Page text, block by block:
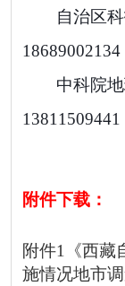
自治区
中科院
13811509441
附件下载：
附件1《西藏
施情况地市